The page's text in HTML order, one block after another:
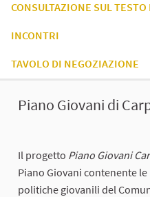
CONSULTAZIONE SUL
INCONTRI
TAVOLO DI NEGOZIAZIONE
Piano Giovani di
Il progetto Piano Giovani
Piano Giovani contenente
politiche giovanili del